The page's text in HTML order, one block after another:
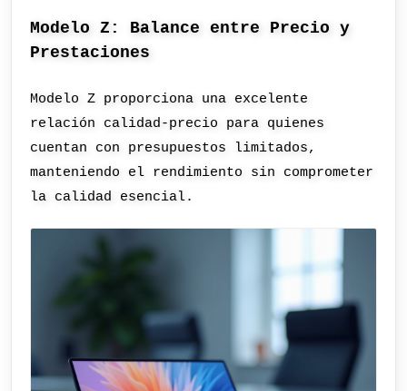
Modelo Z: Balance entre Precio y
Prestaciones
Modelo Z proporciona una excelente
relación calidad-precio para quienes
cuentan con presupuestos limitados,
manteniendo el rendimiento sin comprometer
la calidad esencial.